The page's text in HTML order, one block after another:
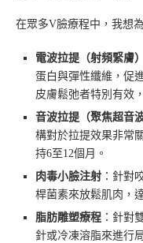
在眾多V臉療程中，我想
電波拉提（射頻緊膚）
蛋白與彈性纖維，促
皮膚鬆弛者特別有效
音波拉提（聚焦超音波
構對於拉提效果非常
持6至12個月。
肉毒小臉注射 ：針對
桿菌素來放鬆肌肉，
脂肪雕塑療程 ：針對
針或冷凍溶脂來進行